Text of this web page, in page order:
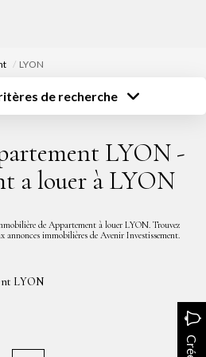
en vente
immobilière
en location
LYON
de recherche
Sélectionnez...
LYON -
a louer à LYON
de Appartement à louer LYON. Trouvez
immobilières de Avenir Investissement.
LYON